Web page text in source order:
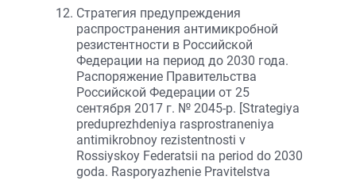
Стратегия предупреждения
распространения антимикробной
резистентности в Российской
Федерации на период до 2030 года.
Распоряжение Правительства
Российской Федерации от 25
сентября 2017 г. № 2045-р. [Strategiya
preduprezhdeniya rasprostraneniya
antimikrobnoy rezistentnosti v
Rossiyskoy Federatsii na period do 2030
goda. Rasporyazhenie Pravitelstva